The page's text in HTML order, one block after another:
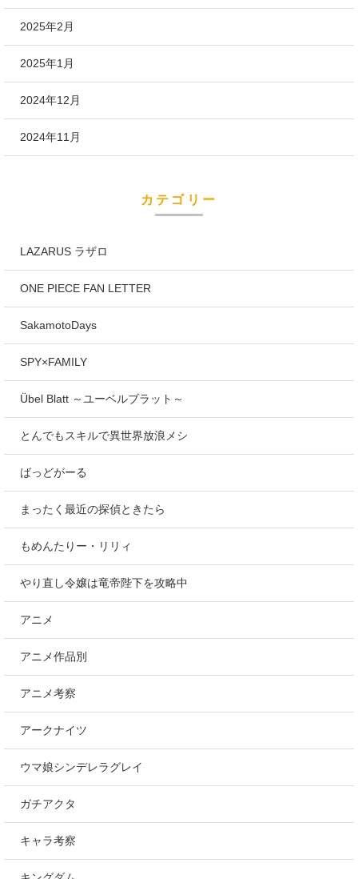
2025年2月
2025年1月
2024年12月
2024年11月
カテゴリー
LAZARUS ラザロ
ONE PIECE FAN LETTER
SakamotoDays
SPY×FAMILY
Übel Blatt ～ユーベルブラット～
とんでもスキルで異世界放浪メシ
ばっどがーる
まったく最近の探偵ときたら
もめんたりー・リリィ
やり直し令嬢は竜帝陛下を攻略中
アニメ
アニメ作品別
アニメ考察
アークナイツ
ウマ娘シンデレラグレイ
ガチアクタ
キャラ考察